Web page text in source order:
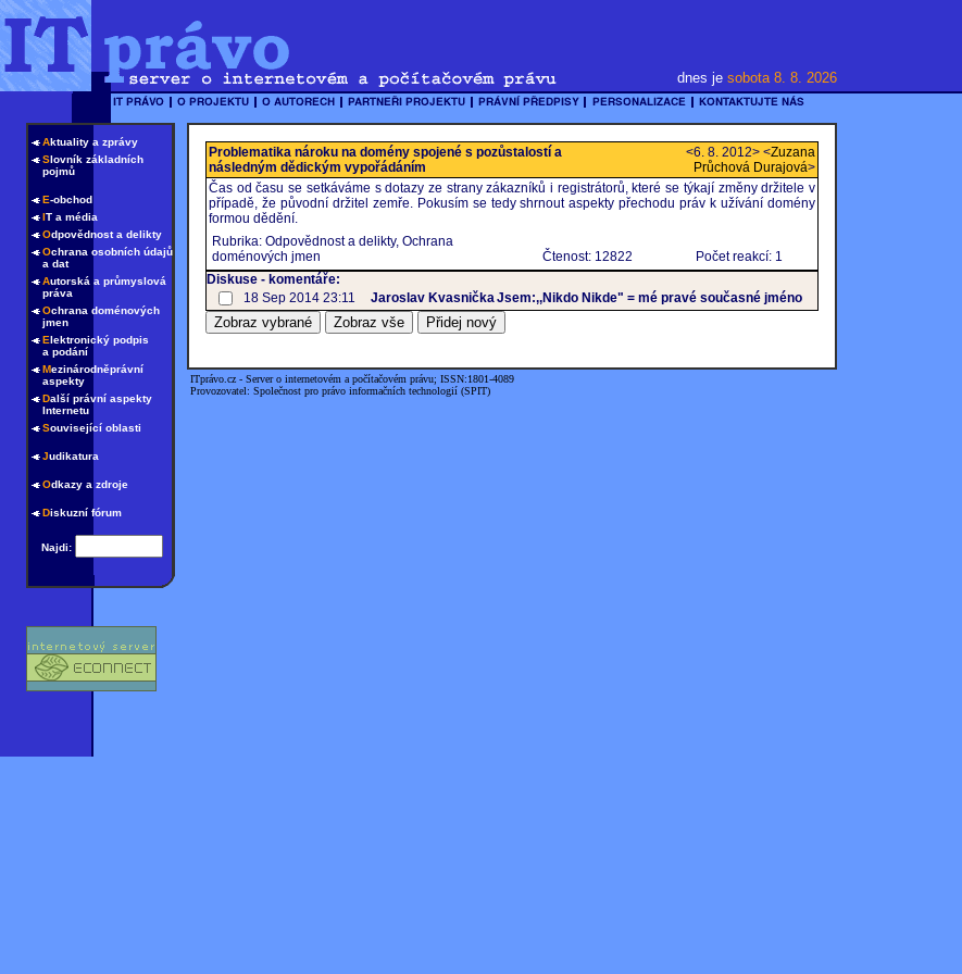
dnes je sobota 8. 8. 2026
Aktuality a zprávy
Slovník základních
pojmů
E-obchod
IT a média
Odpovědnost a delikty
Ochrana osobních údajů
a dat
Autorská a průmyslová
práva
Ochrana doménových
jmen
Elektronický podpis
a podání
Mezinárodněprávní
aspekty
Další právní aspekty
Internetu
Související oblasti
Judikatura
Odkazy a zdroje
Diskuzní fórum
Najdi:
Problematika nároku na domény spojené s pozůstalostí a
následným dědickým vypořádáním
<6. 8. 2012> <Zuzana
Průchová Durajová>
Čas od času se setkáváme s dotazy ze strany zákazníků i registrátorů, které se týkají změny držitele v
případě, že původní držitel zemře. Pokusím se tedy shrnout aspekty přechodu práv k užívání domény
formou dědění.
Rubrika: Odpovědnost a delikty, Ochrana
doménových jmen
Čtenost: 12822
Počet reakcí: 1
Diskuse - komentáře:
18 Sep 2014 23:11
Jaroslav KvasničkaJsem:,,Nikdo Nikde" = mé pravé současné jméno
ITprávo.cz - Server o internetovém a počítačovém právu; ISSN:1801-4089
Provozovatel: Společnost pro právo informačních technologií (SPIT)